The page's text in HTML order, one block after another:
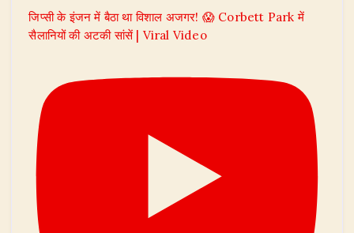
जिप्सी के इंजन में बैठा था विशाल अजगर! 😱 Corbett Park में
सैलानियों की अटकी सांसें | Viral Video